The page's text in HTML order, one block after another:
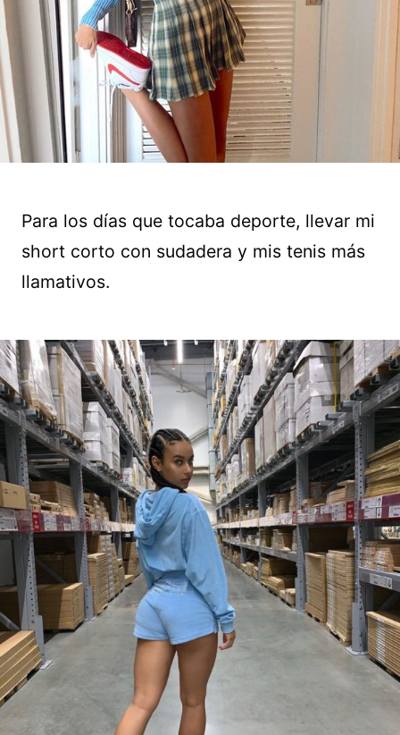
Para los días que tocaba deporte, llevar mi
short corto con sudadera y mis tenis más
llamativos.